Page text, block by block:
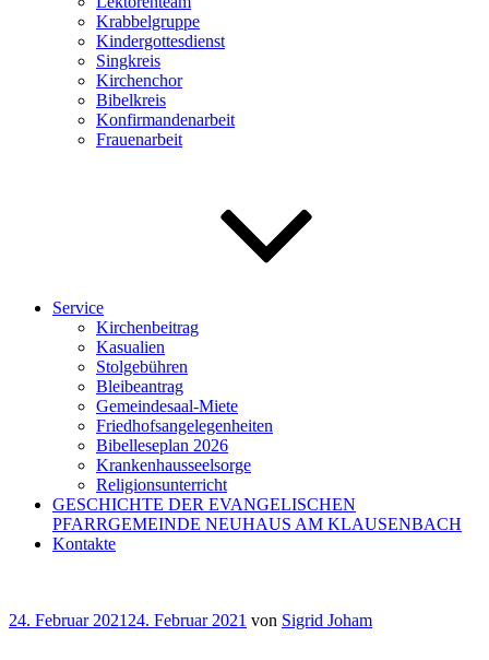
Krabbelgruppe
Kindergottesdienst
Singkreis
Kirchenchor
Bibelkreis
Konfirmandenarbeit
Frauenarbeit
Service
Kirchenbeitrag
Kasualien
Stolgebühren
Bleibeantrag
Gemeindesaal-Miete
Friedhofsangelegenheiten
Bibelleseplan 2026
Krankenhausseelsorge
Religionsunterricht
GESCHICHTE DER EVANGELISCHEN
PFARRGEMEINDE NEUHAUS AM KLAUSENBACH
Kontakte
Veröffentlicht
24. Februar 2021 24. Februar 2021 von Sigrid Joham